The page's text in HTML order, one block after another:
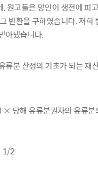
원고들은 망인이 생전에 피
반환을 구하였습니다. 저
아냈습니다.
분 산정의 기초가 되는 재
당해 유류분권자의 유류
1/2